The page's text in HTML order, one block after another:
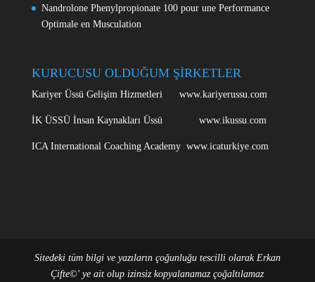
Nandrolone Phenylpropionate 100 pour une Performance
Optimale en Musculation
KURUCUSU OLDUĞUM ŞİRKETLER
Kariyer Üssü Gelişim Hizmetleri www.kariyerussu.com
İK ÜSSÜ İnsan Kaynakları Üssü www.ikussu.com
ICA International Coaching Academy www.icaturkiye.com
Sitedeki tüm bilgi ve yazıların çoğunluğu tescilli olarak Erkan
Çifte©' ye ait olup izinsiz kopyalanamaz çoğaltılamaz